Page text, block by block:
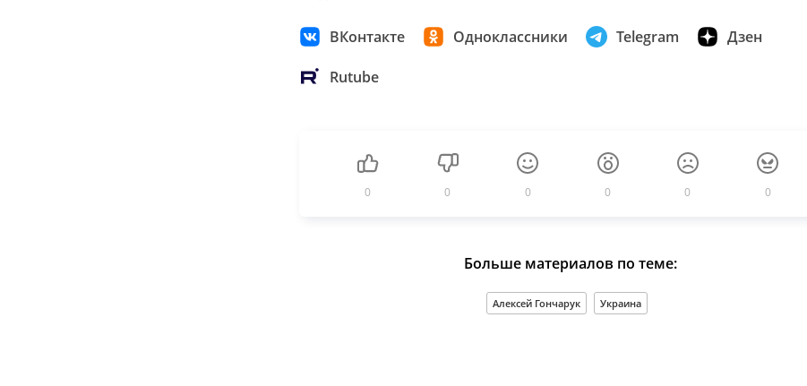
ВКонтакте Одноклассники Telegram Дзен
Rutube
0 0 0 0 0 0
Больше материалов по теме:
Алексей Гончарук Украина